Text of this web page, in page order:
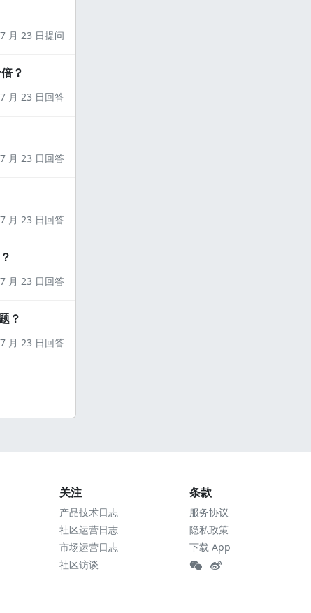
7 月 23 日提问
？
7 月 23 日回答
7 月 23 日回答
7 月 23 日回答
7 月 23 日回答
？
7 月 23 日回答
关注
产品技术日志
社区运营日志
市场运营日志
社区访谈
条款
服务协议
隐私政策
下载 App